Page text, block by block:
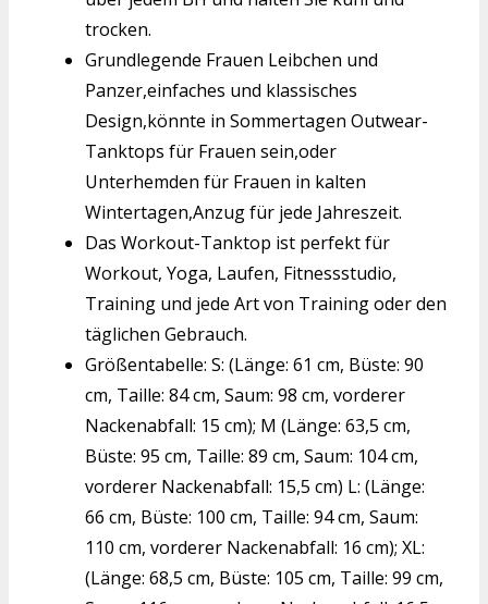
trocken.
Grundlegende Frauen Leibchen und
Panzer,einfaches und klassisches
Design,könnte in Sommertagen Outwear-
Tanktops für Frauen sein,oder
Unterhemden für Frauen in kalten
Wintertagen,Anzug für jede Jahreszeit.
Das Workout-Tanktop ist perfekt für
Workout, Yoga, Laufen, Fitnessstudio,
Training und jede Art von Training oder den
täglichen Gebrauch.
Größentabelle: S: (Länge: 61 cm, Büste: 90
cm, Taille: 84 cm, Saum: 98 cm, vorderer
Nackenabfall: 15 cm); M (Länge: 63,5 cm,
Büste: 95 cm, Taille: 89 cm, Saum: 104 cm,
vorderer Nackenabfall: 15,5 cm) L: (Länge:
66 cm, Büste: 100 cm, Taille: 94 cm, Saum:
110 cm, vorderer Nackenabfall: 16 cm); XL:
(Länge: 68,5 cm, Büste: 105 cm, Taille: 99 cm,